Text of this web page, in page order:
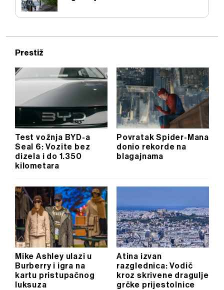
Prestiž
Test vožnja BYD-a
Seal 6: Vozite bez
dizela i do 1.350
kilometara
Povratak Spider-Mana
donio rekorde na
blagajnama
Mike Ashley ulazi u
Burberry i igra na
kartu pristupačnog
luksuza
Atina izvan
razglednica: Vodič
kroz skrivene dragulje
grčke prijestolnice